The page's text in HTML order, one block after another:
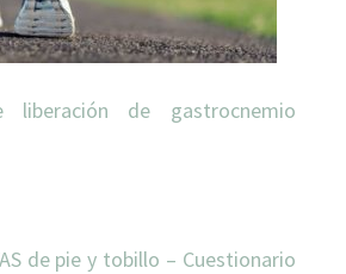
liberación de gastrocnemio
de pie y tobillo – Cuestionario